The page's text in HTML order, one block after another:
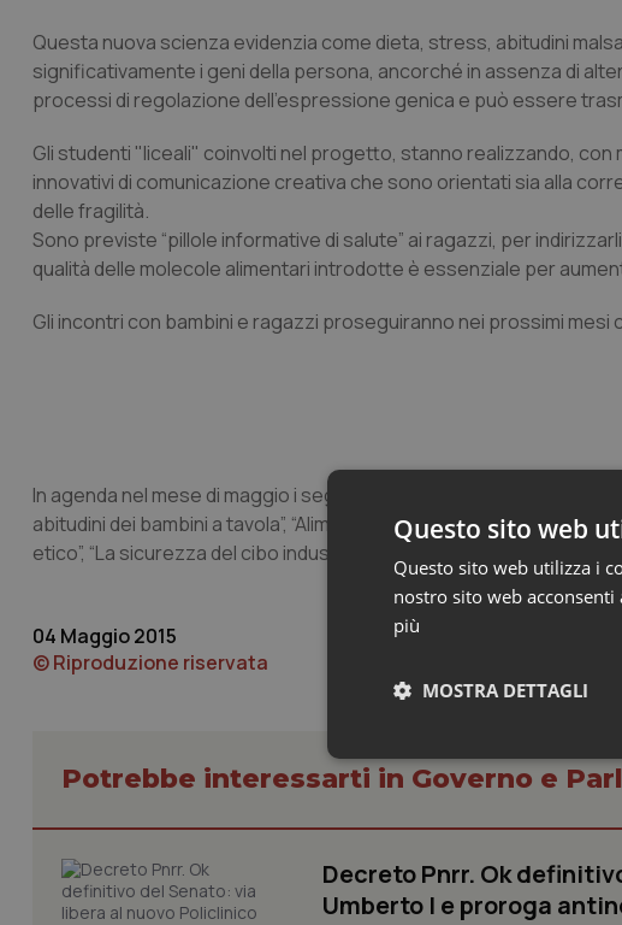
Questa nuova scienza evidenzia come dieta, stress, abitudini
significativamente i geni della persona, ancorché in assenza di
processi di regolazione dell’espressione genica e può essere
Gli studenti "liceali" coinvolti nel progetto, stanno realizzando,
innovativi di comunicazione creativa che sono orientati sia alla
delle fragilità.
Sono previste “pillole informative di salute” ai ragazzi, per
qualità delle molecole alimentari introdotte è essenziale per
Gli incontri con bambini e ragazzi proseguiranno nei prossimi
In agenda nel mese di maggio i seguenti temi: “La sicurezza
abitudini dei bambini a tavola”, “Alimentazione e fertilità”, “Che
etico”, “La sicurezza del cibo industriale”, “La corretta
04 Maggio 2015
© Riproduzione riservata
Potrebbe interessarti in Governo e
Decreto Pnrr. Ok
Umberto I e proroga
Questo sito web
Questo sito web utilizza i
nostro sito web
più
MOSTRA DETTAGLI
Necessari